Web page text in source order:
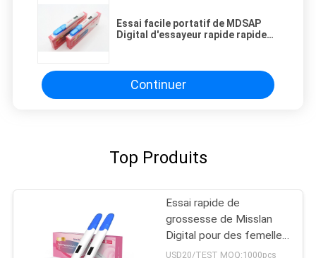
Essai facile portatif de MDSAP
Digital d'essayeur rapide rapide
Continuer
Top Produits
Essai rapide de
grossesse de Misslan
Digital pour des femelles,
kit rapide précis de
USD20/TEST MOQ:1000pcs